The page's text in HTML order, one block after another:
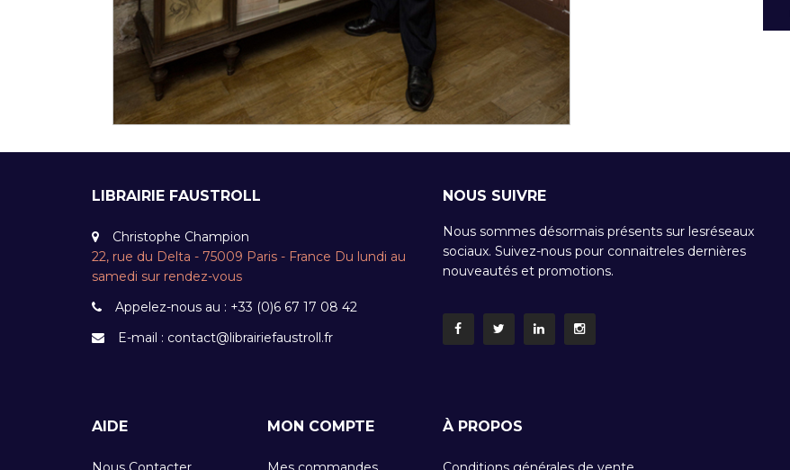
LIBRAIRIE FAUSTROLL
Christophe Champion
22, rue du Delta - 75009 Paris - France Du lundi au
samedi sur rendez-vous
Appelez-nous au : +33 (0)6 67 17 08 42
E-mail : contact@librairiefaustroll.fr
NOUS SUIVRE
Nous sommes désormais présents sur lesréseaux
sociaux. Suivez-nous pour connaitreles dernières
nouveautés et promotions.
AIDE MON COMPTE À PROPOS